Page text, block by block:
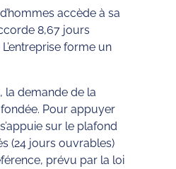
accède à sa
8,67 jours
forme un
, la demande de la
fondée. Pour appuyer
sur le plafond
(24 jours ouvrables)
prévu par la loi